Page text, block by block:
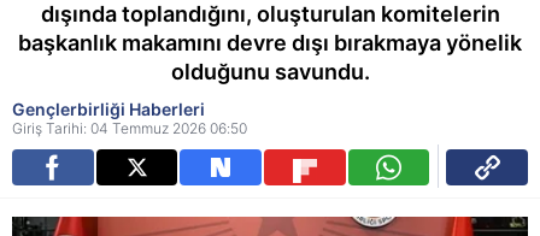
dışında toplandığını, oluşturulan komitelerin
başkanlık makamını devre dışı bırakmaya yönelik
olduğunu savundu.
Gençlerbirliği Haberleri
Giriş Tarihi: 04 Temmuz 2026 06:50